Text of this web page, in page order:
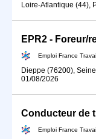
Loire-Atlantique (44),
EPR2 - Foreur/
Emploi France
Dieppe (76200),
01/08/2026
Conducteur de
Emploi France